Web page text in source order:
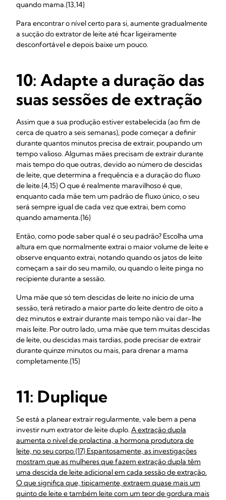
quando mama.{13,14}
Para encontrar o nível certo para si, aumente gradualmente
a sucção do extrator de leite até ficar ligeiramente
desconfortável e depois baixe um pouco.
10: Adapte a duração das
suas sessões de extração
Assim que a sua produção estiver estabelecida (ao fim de
cerca de quatro a seis semanas), pode começar a definir
durante quantos minutos precisa de extrair, poupando um
tempo valioso. Algumas mães precisam de extrair durante
mais tempo do que outras, devido ao número de descidas
de leite, que determina a frequência e a duração do fluxo
de leite.{4,15} O que é realmente maravilhoso é que,
enquanto cada mãe tem um padrão de fluxo único, o seu
será sempre igual de cada vez que extrai, bem como
quando amamenta.{16}
Então, como pode saber qual é o seu padrão? Escolha uma
altura em que normalmente extrai o maior volume de leite e
observe enquanto extrai, notando quando os jatos de leite
começam a sair do seu mamilo, ou quando o leite pinga no
recipiente durante a sessão.
Uma mãe que só tem descidas de leite no início de uma
sessão, terá retirado a maior parte do leite dentro de oito a
dez minutos e extrair durante mais tempo não vai dar-lhe
mais leite. Por outro lado, uma mãe que tem muitas descidas
de leite, ou descidas mais tardias, pode precisar de extrair
durante quinze minutos ou mais, para drenar a mama
completamente.{15}
11: Duplique
Se está a planear extrair regularmente, vale bem a pena
investir num extrator de leite duplo.A extração dupla
aumenta o nível de prolactina, a hormona produtora de
leite, no seu corpo.{17} Espantosamente, as investigações
mostram que as mulheres que fazem extração dupla têm
uma descida de leite adicional em cada sessão de extração.
O que significa que, tipicamente, extraem quase mais um
quinto de leite e também leite com um teor de gordura mais